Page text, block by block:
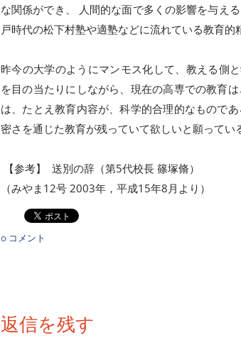
な関係ができ、 人間的な面で多くの影響を与え
戸時代の松下村塾や適塾などに流れている教育的
昨今の大学のようにマンモス化して、教える側
を目の当たりにしながら、現在の高専での教育
は、たとえ教育内容が、科学的合理的なもので
密さを通じた教育が残っていて欲しいと願ってい
【参考】 送別の辞（第5代校長 篠塚脩）
（みやま12号 2003年，平成15年8月より）
0 コメント
返信を残す